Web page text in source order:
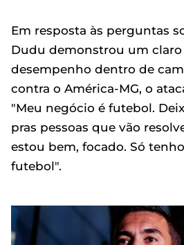
Em resposta às perguntas
Dudu demonstrou um claro
desempenho dentro de
contra o América-MG, o
"Meu negócio é futebol.
pras pessoas que vão
estou bem, focado. Só
futebol".